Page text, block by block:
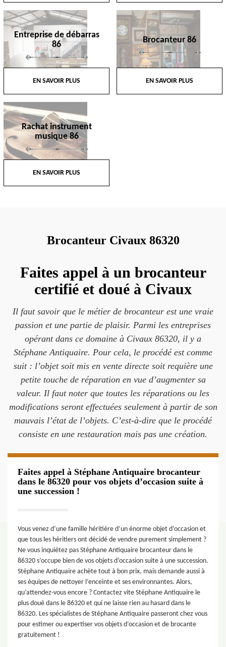
Entreprise de débarras
86
EN SAVOIR PLUS
Brocanteur 86
EN SAVOIR PLUS
Rachat instrument
musique 86
EN SAVOIR PLUS
Brocanteur Civaux 86320
Faites appel à un brocanteur
certifié et doué à Civaux
Il faut savoir que le métier de brocanteur est une vraie
passion et une partie de plaisir. Parmi les entreprises
opérant dans ce domaine à Civaux 86320, il y a
Stéphane Antiquaire. Pour cela, le procédé est comme
suit : l’objet soit mis en vente directe soit requière une
petite touche de réparation en vue d’augmenter sa
valeur. Il faut noter que toutes les réparations ou les
modifications seront effectuées seulement à partir de son
mauvais l’état de l’objets. C’est-à-dire que le procédé
consiste en une restauration mais pas une création.
Faites appel à Stéphane Antiquaire brocanteur
dans le 86320 pour vos objets d’occasion suite à
une succession !
Vous venez d’une famille héritière d’un énorme objet d’occasion et
que tous les héritiers ont décidé de vendre purement simplement ?
Ne vous inquiétez pas Stéphane Antiquaire brocanteur dans le
86320 s’occupe bien de vos objets d’occasion suite à une succession.
Stéphane Antiquaire achète tout à bon prix, mais demande aussi à
ses équipes de nettoyer l’enceinte et ses environnantes. Alors,
qu’attendez-vous encore ? Contactez vite Stéphane Antiquaire le
plus doué dans le 86320 et qui ne laisse rien au hasard dans le
86320. Les spécialistes de Stéphane Antiquaire passeront chez vous
pour estimer ou expertiser vos objets d’occasion et de brocante
gratuitement !